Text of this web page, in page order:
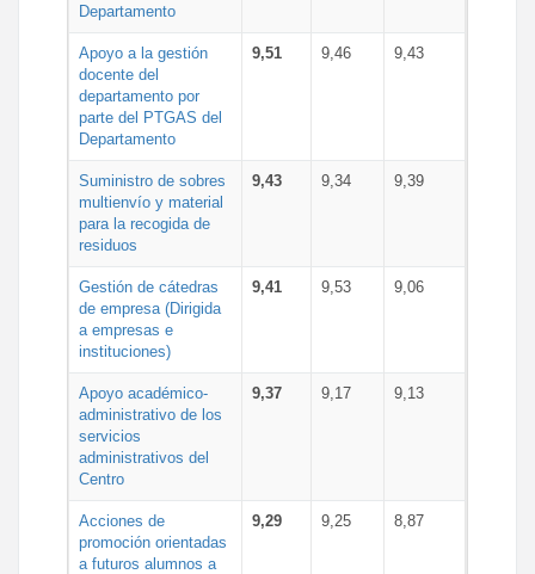
Departamento
Apoyo a la gestión
docente del
departamento por
parte del PTGAS del
Departamento
9,51 9,46 9,43
Suministro de sobres
multienvío y material
para la recogida de
residuos
9,43 9,34 9,39
Gestión de cátedras
de empresa (Dirigida
a empresas e
instituciones)
9,41 9,53 9,06
Apoyo académico-
administrativo de los
servicios
administrativos del
Centro
9,37 9,17 9,13
Acciones de
promoción orientadas
a futuros alumnos a
9,29 9,25 8,87